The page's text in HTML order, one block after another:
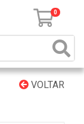
0
VOLTAR